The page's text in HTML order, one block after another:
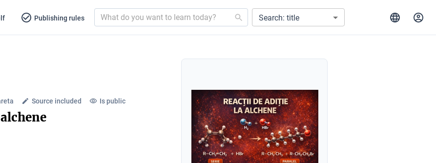
Publishing rules Search: title
Source included Is public